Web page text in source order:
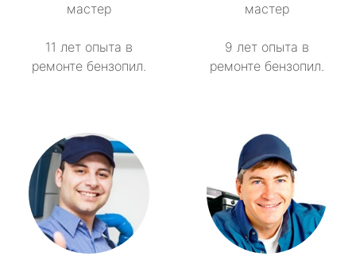
мастер
11 лет опыта в
ремонте бензопил.
мастер
9 лет опыта в
ремонте бензопил.